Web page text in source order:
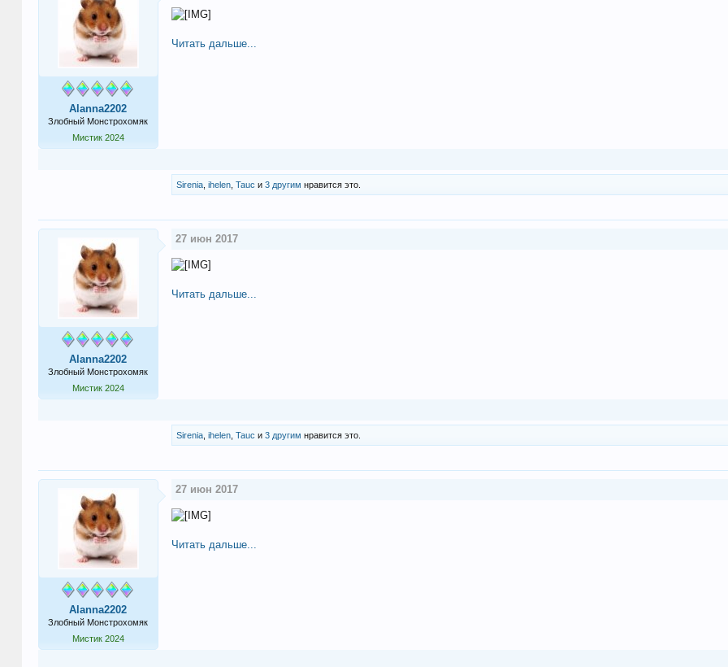
Alanna2202
Злобный Монстрохомяк
Мистик 2024
Читать дальше...
Sirenia, ihelen, Tauc и 3 другим нравится это.
Alanna2202
Злобный Монстрохомяк
Мистик 2024
27 июн 2017
Читать дальше...
Sirenia, ihelen, Tauc и 3 другим нравится это.
Alanna2202
Злобный Монстрохомяк
Мистик 2024
27 июн 2017
Читать дальше...